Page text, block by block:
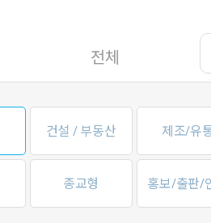
전체
건설 / 부동산 제조/유
종교형 홍보/출판/